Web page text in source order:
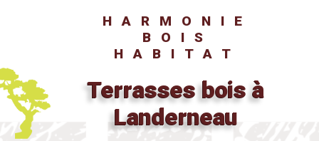
HARMONIE
BOIS
HABITAT
terrasses bois à
Landerneau